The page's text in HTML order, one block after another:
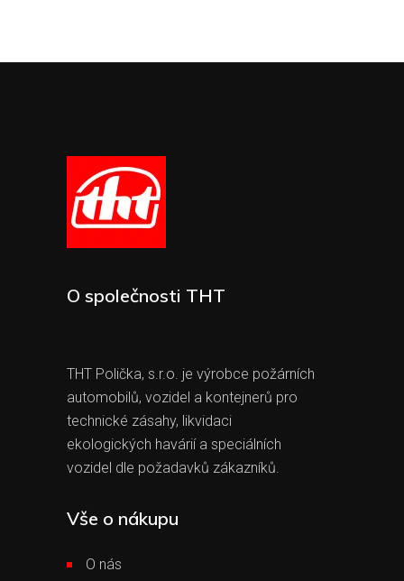
O společnosti THT
THT Polička, s.r.o. je výrobce požárních
automobilů, vozidel a kontejnerů pro
technické zásahy, likvidaci
ekologických havárií a speciálních
vozidel dle požadavků zákazníků.
Vše o nákupu
O nás